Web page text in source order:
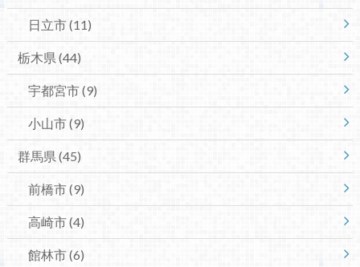
日立市(11)
栃木県 (44)
宇都宮市(9)
小山市(9)
群馬県 (45)
前橋市(9)
高崎市(4)
館林市(6)